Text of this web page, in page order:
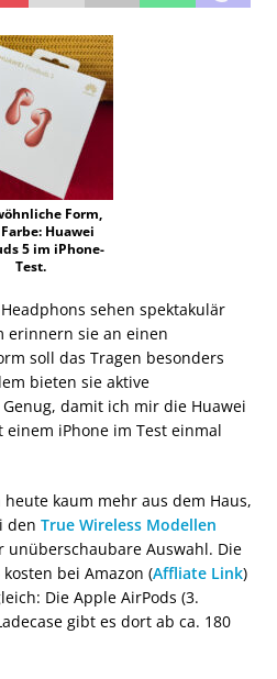
Form,
Huawei
5 im iPhone-
Test.
sehen spektakulär
erinnern sie an einen
soll das Tragen besonders
bieten sie aktive
damit ich mir die Huawei
iPhone im Test einmal
kaum mehr aus dem Haus,
den True Wireless Modellen
unüberschaubare Auswahl. Die
bei Amazon (Affliate Link)
Die Apple AirPods (3.
gibt es dort ab ca. 180